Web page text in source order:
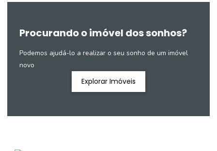
Procurando o imóvel dos sonhos?
Podemos ajudá-lo a realizar o seu sonho de um imóvel
novo
Explorar Imóveis